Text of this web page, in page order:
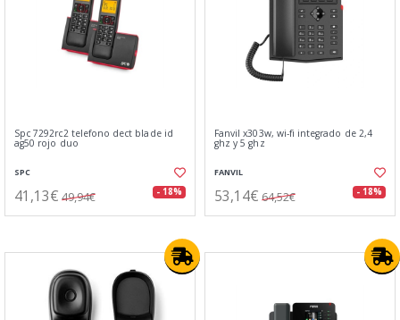
Spc 7292rc2 telefono dect blade id
ag50 rojo duo
SPC
41,13€ 49,94€ - 18%
Fanvil x303w, wi-fi integrado de 2,4
ghz y 5 ghz
FANVIL
53,14€ 64,52€ - 18%